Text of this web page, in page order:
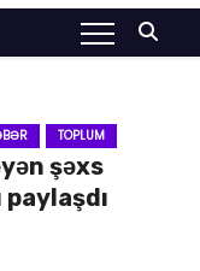
TOPLUM
şəxs